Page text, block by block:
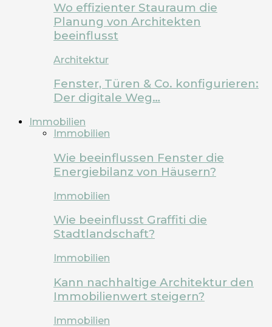
Wo effizienter Stauraum die
Planung von Architekten
beeinflusst
Architektur
Fenster, Türen & Co. konfigurieren:
Der digitale Weg…
Immobilien
Immobilien
Wie beeinflussen Fenster die
Energiebilanz von Häusern?
Immobilien
Wie beeinflusst Graffiti die
Stadtlandschaft?
Immobilien
Kann nachhaltige Architektur den
Immobilienwert steigern?
Immobilien